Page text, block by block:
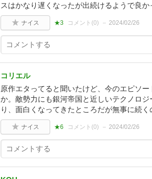
スはかなり遅くなったが出続けるようで良か
ナイス ★3 コメント(0) 2024/02/26
コリエル
原作エタってると聞いたけど、今のエピソ
か。敵勢力にも銀河帝国と近しいテクノロ
り、面白くなってきたところだが無事に続く
ナイス ★6 コメント(0) 2024/02/26